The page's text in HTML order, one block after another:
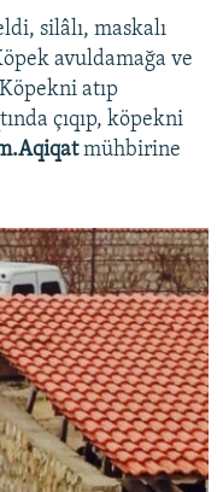
silâlı, maskalı
avuldamağa ve
atıp
çıqıp, köpekni
mühbirine